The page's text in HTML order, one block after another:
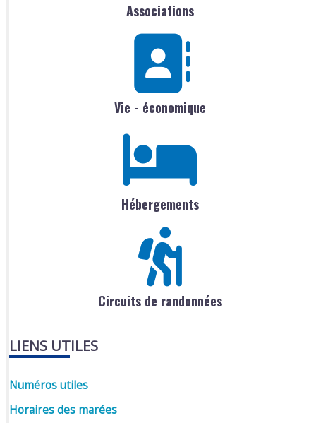
Associations
Vie - économique
Hébergements
Circuits de randonnées
LIENS UTILES
Numéros utiles
Horaires des marées